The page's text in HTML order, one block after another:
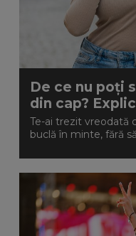
De ce nu poți
din cap?
Te-ai trezit vreodată
buclă în minte, fără